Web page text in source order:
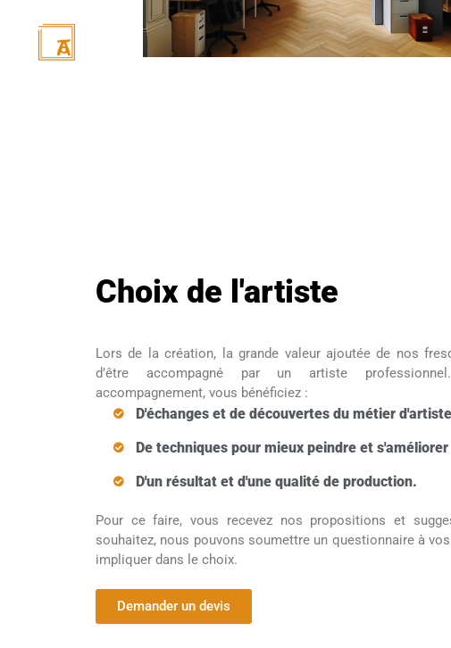
Choix de l'artiste
Lors de la création, la grande valeur ajoutée de nos
d’être accompagné par un artiste
accompagnement, vous bénéficiez :
D'échanges et de découvertes du métier d'artiste
De techniques pour mieux peindre et s'améliorer
D'un résultat et d'une qualité de production.
Pour ce faire, vous recevez nos propositions et
souhaitez, nous pouvons soumettre un questionnaire à
impliquer dans le choix.
Demander un devis